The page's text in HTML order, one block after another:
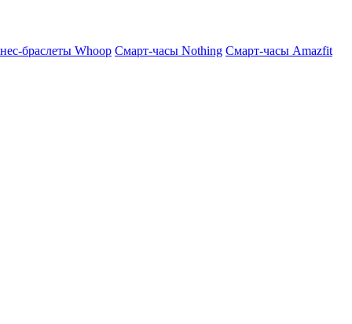
браслеты Whoop Смарт-часы Nothing Смарт-часы Amazfit